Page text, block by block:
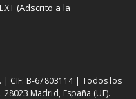
(Adscrito a la
| CIF: B-67803114 | Todos los
Madrid, España (UE).